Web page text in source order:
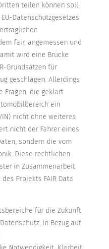
teilen können soll.
Datenschutzgesetzes
fair, angemessen und
wird eine Brücke
Grundsätzen für
geschlagen. Allerdings
Fragen, die geklärt
ein
nicht ohne weiteres
nicht der Fahrer eines
sondern die vom
Diese rechtlichen
in Zusammenarbeit
Projekts FAIR Data
für die Zukunft
In Bezug auf